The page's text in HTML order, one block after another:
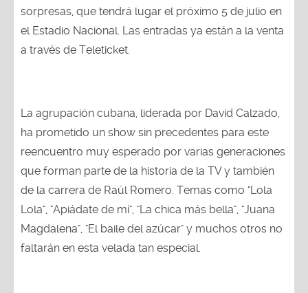
sorpresas, que tendrá lugar el próximo 5 de julio en
el Estadio Nacional. Las entradas ya están a la venta
a través de Teleticket.
La agrupación cubana, liderada por David Calzado,
ha prometido un show sin precedentes para este
reencuentro muy esperado por varias generaciones
que forman parte de la historia de la TV y también
de la carrera de Raúl Romero. Temas como "Lola
Lola", "Apiádate de mí", "La chica más bella", "Juana
Magdalena", "El baile del azúcar" y muchos otros no
faltarán en esta velada tan especial.